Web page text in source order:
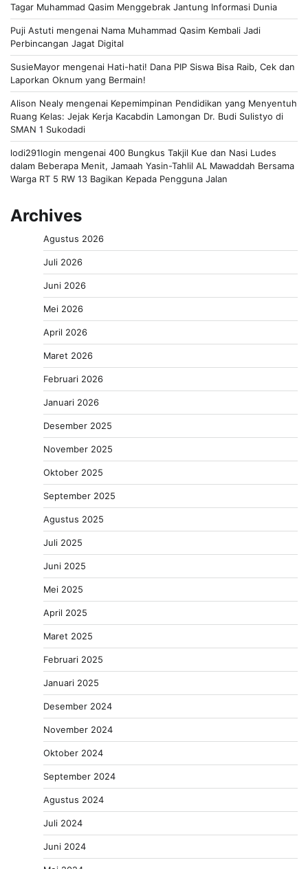
Tagar Muhammad Qasim Menggebrak Jantung Informasi Dunia
Puji Astuti mengenai Nama Muhammad Qasim Kembali Jadi
Perbincangan Jagat Digital
SusieMayor mengenai Hati-hati! Dana PIP Siswa Bisa Raib, Cek dan
Laporkan Oknum yang Bermain!
Alison Nealy mengenai Kepemimpinan Pendidikan yang Menyentuh
Ruang Kelas: Jejak Kerja Kacabdin Lamongan Dr. Budi Sulistyo di
SMAN 1 Sukodadi
lodi291login mengenai 400 Bungkus Takjil Kue dan Nasi Ludes
dalam Beberapa Menit, Jamaah Yasin-Tahlil AL Mawaddah Bersama
Warga RT 5 RW 13 Bagikan Kepada Pengguna Jalan
Archives
Agustus 2026
Juli 2026
Juni 2026
Mei 2026
April 2026
Maret 2026
Februari 2026
Januari 2026
Desember 2025
November 2025
Oktober 2025
September 2025
Agustus 2025
Juli 2025
Juni 2025
Mei 2025
April 2025
Maret 2025
Februari 2025
Januari 2025
Desember 2024
November 2024
Oktober 2024
September 2024
Agustus 2024
Juli 2024
Juni 2024